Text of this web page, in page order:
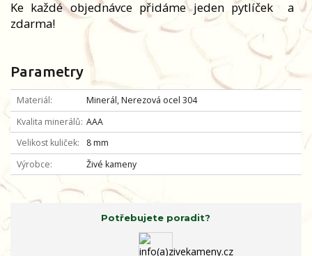
Ke každé objednávce přidáme jeden pytlíček
a
zdarma!
Parametry
Materiál
Minerál, Nerezová ocel 304
Kvalita minerálů AAA
Velikost kuliček
8 mm
Výrobce
Živé kameny
Potřebujete poradit?